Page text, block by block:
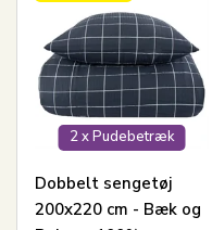
2 x Pudebetræk
Dobbelt sengetøj
200x220 cm - Bæk og